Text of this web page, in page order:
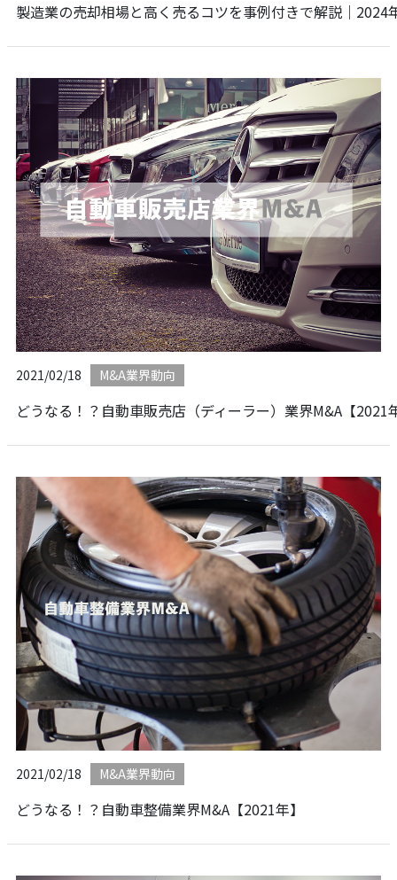
製造業の売却相場と高く売るコツを事例付きで解説｜2024
2021/02/18 M&A業界動向
どうなる！？自動車販売店（ディーラー）業界M&A【2021
2021/02/18 M&A業界動向
どうなる！？自動車整備業界M&A【2021年】